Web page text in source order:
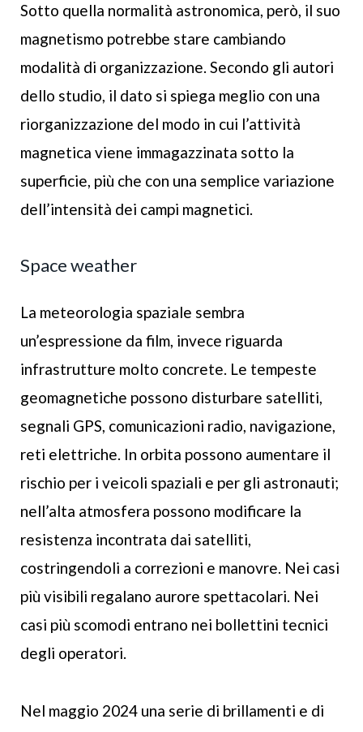
Sotto quella normalità astronomica, però, il suo
magnetismo potrebbe stare cambiando
modalità di organizzazione. Secondo gli autori
dello studio, il dato si spiega meglio con una
riorganizzazione del modo in cui l’attività
magnetica viene immagazzinata sotto la
superficie, più che con una semplice variazione
dell’intensità dei campi magnetici.
Space weather
La meteorologia spaziale sembra
un’espressione da film, invece riguarda
infrastrutture molto concrete. Le tempeste
geomagnetiche possono disturbare satelliti,
segnali GPS, comunicazioni radio, navigazione,
reti elettriche. In orbita possono aumentare il
rischio per i veicoli spaziali e per gli astronauti;
nell’alta atmosfera possono modificare la
resistenza incontrata dai satelliti,
costringendoli a correzioni e manovre. Nei casi
più visibili regalano aurore spettacolari. Nei
casi più scomodi entrano nei bollettini tecnici
degli operatori.
Nel maggio 2024 una serie di brillamenti e di